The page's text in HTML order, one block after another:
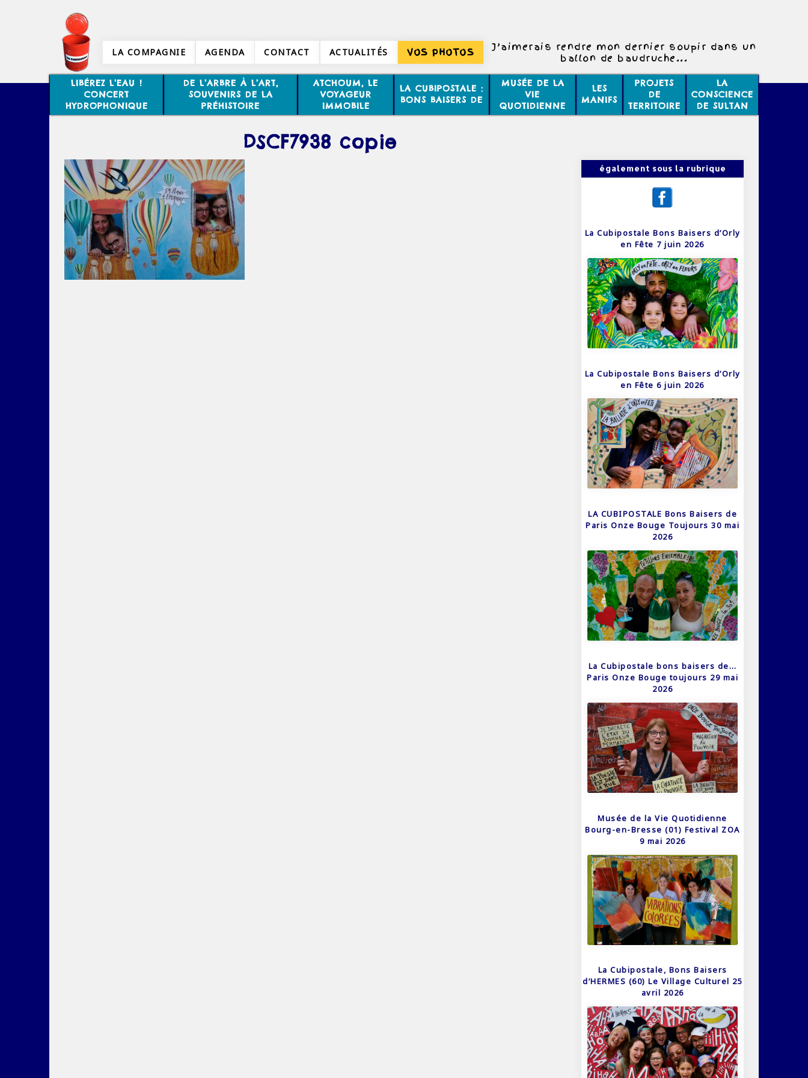
LA COMPAGNIE AGENDA CONTACT ACTUALITÉS VOS PHOTOS
J’aimerais rendre mon dernier soupir dans un
ballon de baudruche...
LIBÉREZ L’EAU !
CONCERT
HYDROPHONIQUE
DE L’ARBRE À L’ART,
SOUVENIRS DE LA
PRÉHISTOIRE
ATCHOUM, LE
VOYAGEUR
IMMOBILE
LA CUBIPOSTALE :
BONS BAISERS DE
MUSÉE DE LA
VIE
QUOTIDIENNE
LES
MANIFS
PROJETS
DE
TERRITOIRE
LA
CONSCIENCE
DE SULTAN
DSCF7938 copie
également sous la rubrique
La Cubipostale Bons Baisers d’Orly
en Fête 7 juin 2026
La Cubipostale Bons Baisers d’Orly
en Fête 6 juin 2026
LA CUBIPOSTALE Bons Baisers de
Paris Onze Bouge Toujours 30 mai
2026
La Cubipostale bons baisers de…
Paris Onze Bouge toujours 29 mai
2026
Musée de la Vie Quotidienne
Bourg-en-Bresse (01) Festival ZOA
9 mai 2026
La Cubipostale, Bons Baisers
d’HERMES (60) Le Village Culturel 25
avril 2026